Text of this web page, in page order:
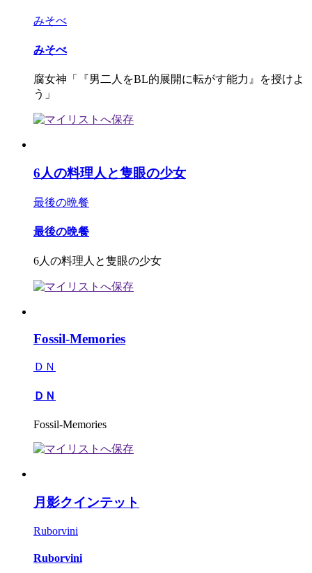
みそべ
みそべ
腐女神「『男二人をBL的展開に転がす能力』を授けよ
う」
6人の料理人と隻眼の少女
最後の晩餐
最後の晩餐
6人の料理人と隻眼の少女
Fossil-Memories
ＤＮ
ＤＮ
Fossil-Memories
月影クインテット
Ruborvini
Ruborvini